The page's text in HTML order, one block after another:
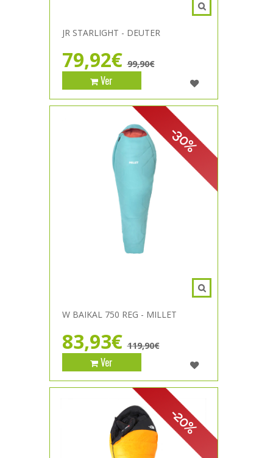
JR STARLIGHT - DEUTER
79,92€ 99,90€
Ver
-30%
W BAIKAL 750 REG - MILLET
83,93€ 119,90€
Ver
-20%